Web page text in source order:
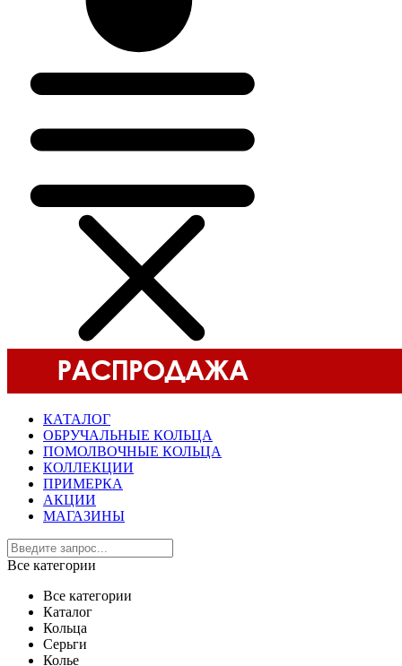
КАТАЛОГ
ОБРУЧАЛЬНЫЕ КОЛЬЦА
ПОМОЛВОЧНЫЕ КОЛЬЦА
КОЛЛЕКЦИИ
ПРИМЕРКА
АКЦИИ
МАГАЗИНЫ
Все категории
Все категории
Каталог
Кольца
Серьги
Колье